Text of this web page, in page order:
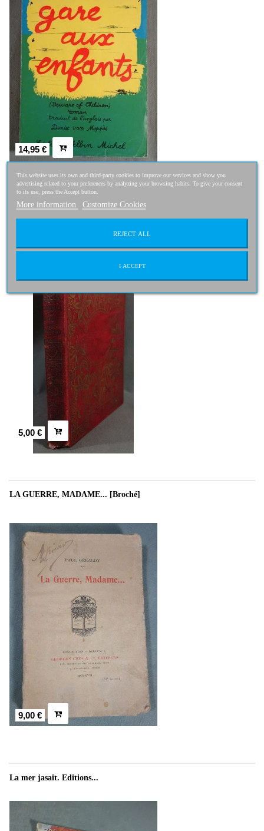
14,95 €
La fille aux pieds nus. [Relié]
5,00 €
LA GUERRE, MADAME... [Broché]
9,00 €
La mer jasait. Editions...
This website uses its own and third-party cookies to improve our services and show you
advertising related to your preferences by analyzing your browsing habits. To give your consent
to its use, press the Accept button.
More information Customize Cookies
REJECT ALL
I ACCEPT